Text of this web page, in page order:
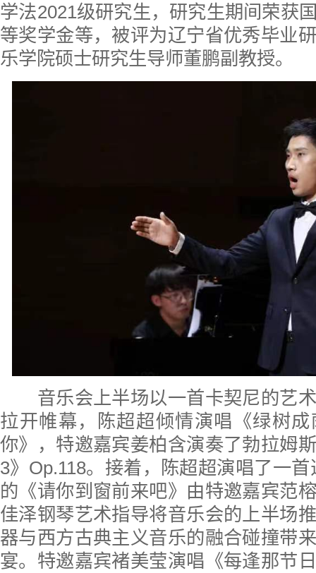
学法2021级研究生，研究生期间荣获
等奖学金等，被评为辽宁省优秀毕业
乐学院硕士研究生导师董鹏副教授。
音乐会上半场以一首卡契尼的艺术
拉开帷幕，陈超超倾情演唱《绿树
你》，特邀嘉宾姜柏含演奏了勃拉姆
3》Op.118。接着，陈超超演唱了一
的《请你到窗前来吧》由特邀嘉宾范
佳泽钢琴艺术指导将音乐会的上半场
器与西方古典主义音乐的融合碰撞带
宴。特邀嘉宾褚美莹演唱《每逢那节